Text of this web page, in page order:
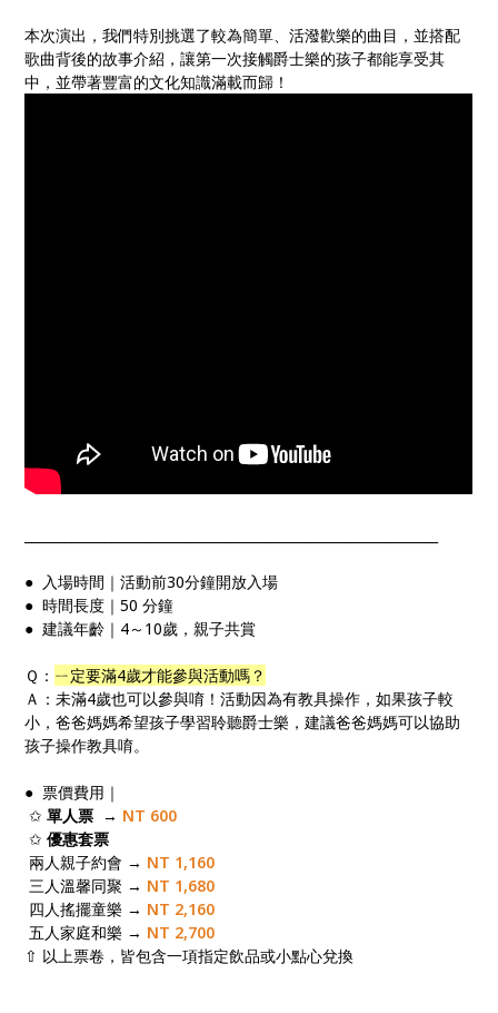
本次演出，我們特別挑選了較為簡單、活潑歡樂的曲目，並搭配
歌曲背後的故事介紹，讓第一次接觸爵士樂的孩子都能享受其
中，並帶著豐富的文化知識滿載而歸！
● 入場時間｜活動前30分鐘開放入場​
● 時間長度｜50 分鐘
● 建議年齡｜4～10歲，親子共賞 ​
Ｑ： ㄧ定要滿4歲才能參與活動嗎？
Ａ：未滿4歲也可以參與唷！活動因為有教具操作，如果孩子較
小，爸爸媽媽希望孩子學習聆聽爵士樂，建議爸爸媽媽可以協助
孩子操作教具唷。
● 票價費用｜
✩單人票 → NT 600
✩ 優惠套票
兩人親子約會 → NT 1,160
三人溫馨同聚 → NT 1,680
四人搖擺童樂 → NT 2,160
五人家庭和樂 → NT 2,700
⇧ 以上票卷，皆包含一項指定飲品或小點心兌換​